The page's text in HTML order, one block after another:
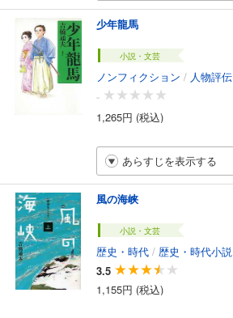
少年龍馬
小説・文芸
ノンフィクション / 人物評伝
-
1,265円 (税込)
あらすじを表示する
風の海峡
小説・文芸
歴史・時代 / 歴史・時代小説
3.5
1,155円 (税込)